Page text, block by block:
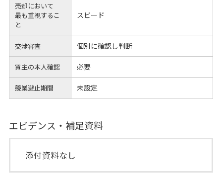
売却において
最も重視するこ
と
スピード
交渉審査 個別に確認し判断
買主の本人確認 必要
競業避止期間 未設定
エビデンス・補足資料
添付資料なし